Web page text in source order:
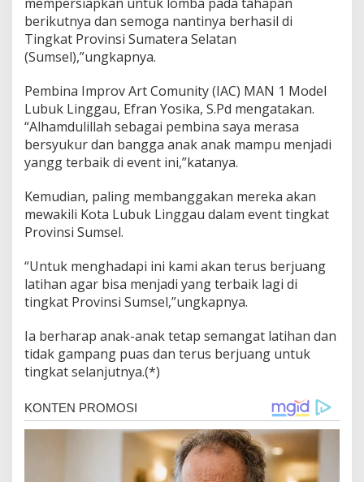
berikutnya dan semoga nantinya berhasil di
Tingkat Provinsi Sumatera Selatan
(Sumsel),”ungkapnya.
Pembina Improv Art Comunity (IAC) MAN 1 Model
Lubuk Linggau, Efran Yosika, S.Pd mengatakan.
“Alhamdulillah sebagai pembina saya merasa
bersyukur dan bangga anak anak mampu menjadi
yangg terbaik di event ini,”katanya.
Kemudian, paling membanggakan mereka akan
mewakili Kota Lubuk Linggau dalam event tingkat
Provinsi Sumsel.
“Untuk menghadapi ini kami akan terus berjuang
latihan agar bisa menjadi yang terbaik lagi di
tingkat Provinsi Sumsel,”ungkapnya.
Ia berharap anak-anak tetap semangat latihan dan
tidak gampang puas dan terus berjuang untuk
tingkat selanjutnya.(*)